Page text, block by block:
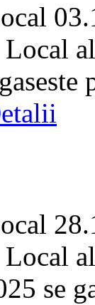
se